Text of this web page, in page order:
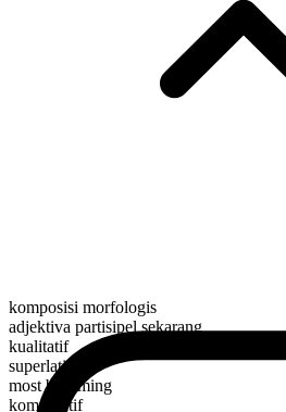
komposisi morfologis
adjektiva partisipel sekarang
kualitatif
superlatif
most brimming
komparatif